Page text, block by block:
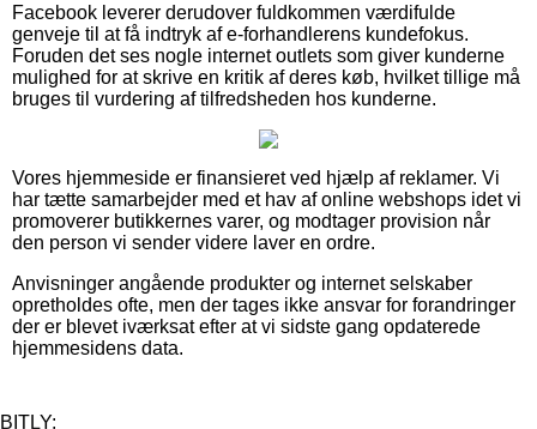
Facebook leverer derudover fuldkommen værdifulde
genveje til at få indtryk af e-forhandlerens kundefokus.
Foruden det ses nogle internet outlets som giver kunderne
mulighed for at skrive en kritik af deres køb, hvilket tillige må
bruges til vurdering af tilfredsheden hos kunderne.
Vores hjemmeside er finansieret ved hjælp af reklamer. Vi
har tætte samarbejder med et hav af online webshops idet vi
promoverer butikkernes varer, og modtager provision når
den person vi sender videre laver en ordre.
Anvisninger angående produkter og internet selskaber
opretholdes ofte, men der tages ikke ansvar for forandringer
der er blevet iværksat efter at vi sidste gang opdaterede
hjemmesidens data.
BITLY: